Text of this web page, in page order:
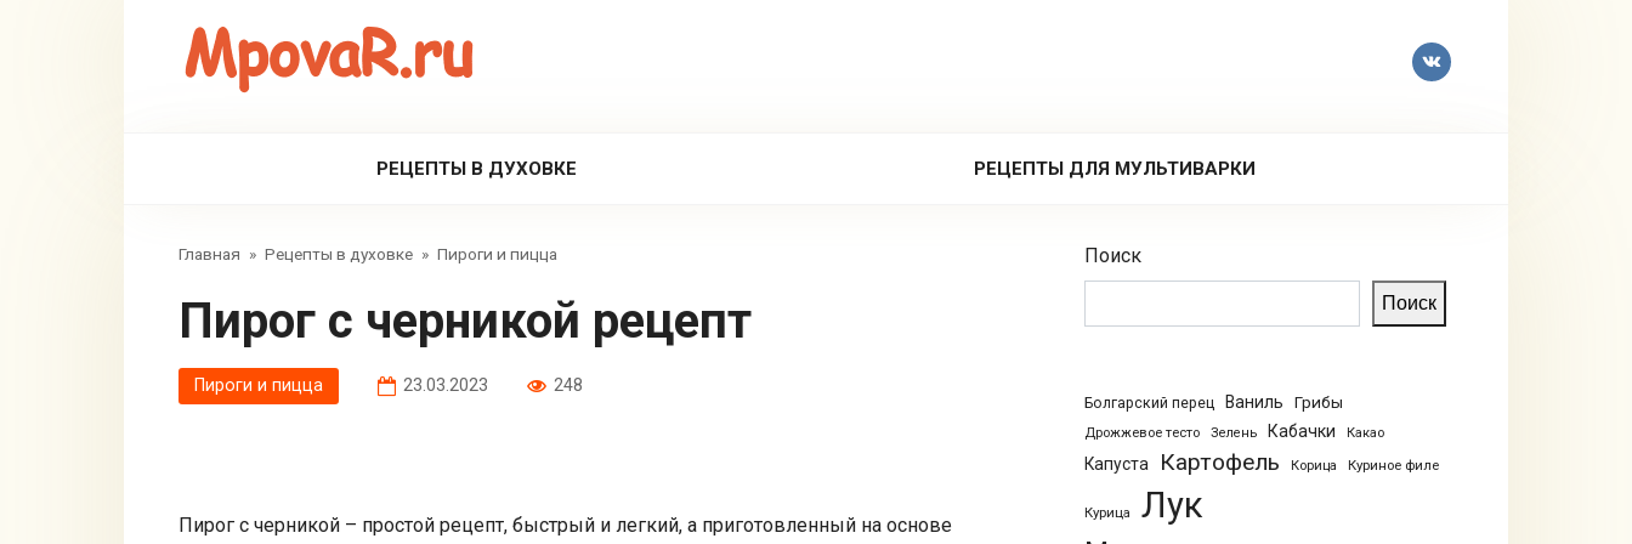
РЕЦЕПТЫ В ДУХОВКЕ РЕЦЕПТЫ ДЛЯ МУЛЬТИВАРКИ
Главная » Рецепты в духовке » Пироги и пицца
Пирог с черникой рецепт
Пироги и пицца 23.03.2023 248
Пирог с черникой – простой рецепт, быстрый и легкий, а приготовленный на основе
Поиск
Поиск
Болгарский перец Ваниль Грибы
Дрожжевое тесто Зелень Кабачки Какао
Капуста Картофель Корица Куриное филе
Курица Лук